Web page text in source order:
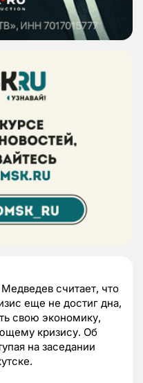
считает, что
еще не достиг дна,
свою экономику,
кризису. Об
на заседании